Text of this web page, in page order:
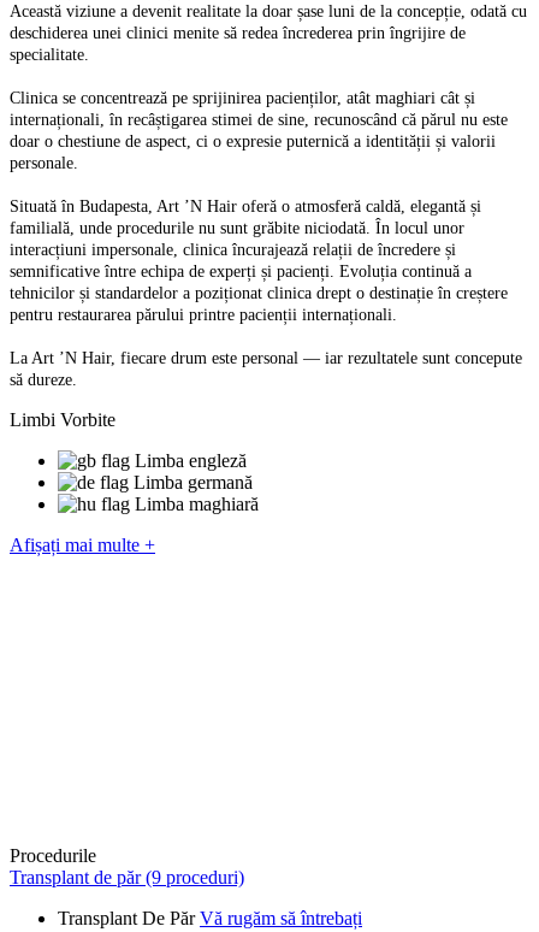
Această viziune a devenit realitate la doar șase luni de la concepție, odată cu
deschiderea unei clinici menite să redea încrederea prin îngrijire de
specialitate.
Clinica se concentrează pe sprijinirea pacienților, atât maghiari cât și
internaționali, în recâștigarea stimei de sine, recunoscând că părul nu este
doar o chestiune de aspect, ci o expresie puternică a identității și valorii
personale.
Situată în Budapesta, Art ’N Hair oferă o atmosferă caldă, elegantă și
familială, unde procedurile nu sunt grăbite niciodată. În locul unor
interacțiuni impersonale, clinica încurajează relații de încredere și
semnificative între echipa de experți și pacienți. Evoluția continuă a
tehnicilor și standardelor a poziționat clinica drept o destinație în creștere
pentru restaurarea părului printre pacienții internaționali.
La Art ’N Hair, fiecare drum este personal — iar rezultatele sunt concepute
să dureze.
Limbi Vorbite
Limba engleză
Limba germană
Limba maghiară
Afișați mai multe +
Procedurile
Transplant de păr (9 proceduri)
Transplant De Păr Vă rugăm să întrebați